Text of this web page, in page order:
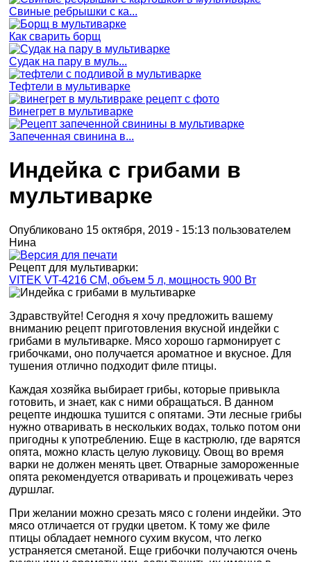
Свиные ребрышки с ка...
Как сварить борщ
Судак на пару в муль...
Тефтели в мультиварке
Винегрет в мультиварке
Запеченная свинина в...
Индейка с грибами в
мультиварке
Опубликовано 15 октября, 2019 - 15:13 пользователем
Нина
Рецепт для мультиварки:
VITEK VT-4216 CM, объем 5 л, мощность 900 Вт
Здравствуйте! Сегодня я хочу предложить вашему
вниманию рецепт приготовления вкусной индейки с
грибами в мультиварке. Мясо хорошо гармонирует с
грибочками, оно получается ароматное и вкусное. Для
тушения отлично подходит филе птицы.
Каждая хозяйка выбирает грибы, которые привыкла
готовить, и знает, как с ними обращаться. В данном
рецепте индюшка тушится с опятами. Эти лесные грибы
нужно отваривать в нескольких водах, только потом они
пригодны к употреблению. Еще в кастрюлю, где варятся
опята, можно класть целую луковицу. Овощ во время
варки не должен менять цвет. Отварные замороженные
опята рекомендуется отваривать и процеживать через
дуршлаг.
При желании можно срезать мясо с голени индейки. Это
мясо отличается от грудки цветом. К тому же филе
птицы обладает немного сухим вкусом, что легко
устраняется сметаной. Еще грибочки получаются очень